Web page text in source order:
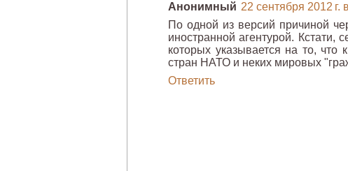
Анонимный 22 сентября 2012 г.
По одной из версий причиной
иностранной агентурой.
которых указывается на то,
стран НАТО и неких мировых
Ответить